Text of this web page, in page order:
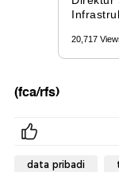
(fca/rfs)
data pribadi